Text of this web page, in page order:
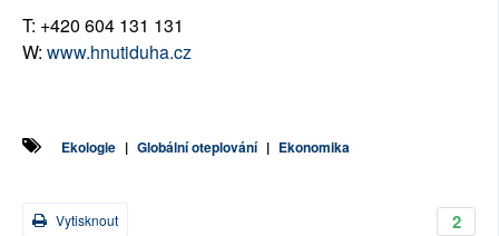
T: +420 604 131 131
W: www.hnutiduha.cz
Ekologie | Globální oteplování | Ekonomika
2
Vytisknout